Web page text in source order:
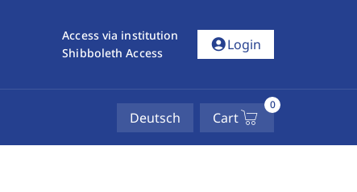
Access via institution
Shibboleth Access
account_circleLogin
Deutsch Cart
0